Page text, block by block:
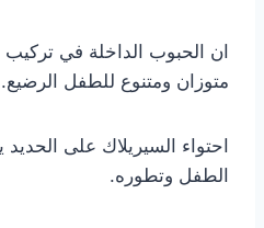
ان الحبوب الداخلة في
متوزان ومتنوع للطفل الرضيع.
احتواء السيريلاك على
الطفل وتطوره.